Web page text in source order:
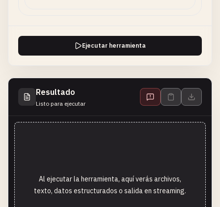
Ejecutar herramienta
Resultado
Listo para ejecutar
Al ejecutar la herramienta, aquí verás archivos,
texto, datos estructurados o salida en streaming.